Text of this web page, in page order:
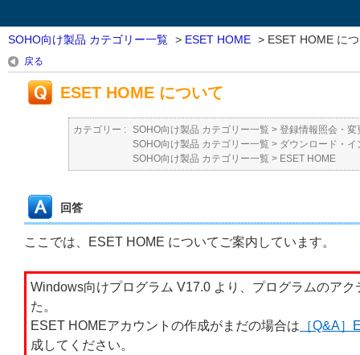
SOHO向け製品 カテゴリー一覧 > ESET HOME > ESET HOME に
戻る
ESET HOME について
カテゴリー : SOHO向け製品 カテゴリー一覧 > 登録情報照会・変
SOHO向け製品 カテゴリー一覧 > ダウンロード・イ
SOHO向け製品 カテゴリー一覧 > ESET HOME
回答
ここでは、ESET HOME についてご案内しています。
Windows向けプログラム V17.0 より、プログラムのア
た。
ESET HOMEアカウントの作成がまだの場合は ［Q&A
成してください。